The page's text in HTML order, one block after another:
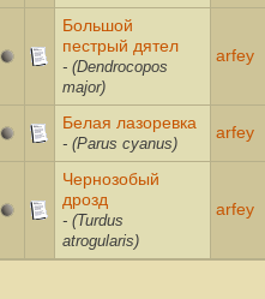
Большой
пестрый дятел
- (Dendrocopos
major)
arfey
Белая лазоревка
- (Parus cyanus)
arfey
Чернозобый
дрозд
- (Turdus
atrogularis)
arfey